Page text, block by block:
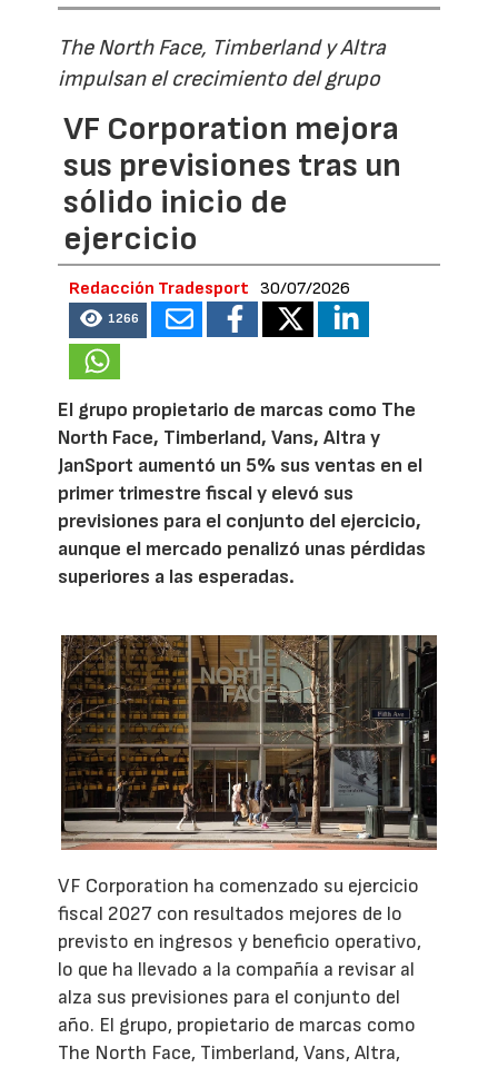
The North Face, Timberland y Altra
impulsan el crecimiento del grupo
VF Corporation mejora
sus previsiones tras un
sólido inicio de
ejercicio
Redacción Tradesport 30/07/2026
1266
El grupo propietario de marcas como The
North Face, Timberland, Vans, Altra y
JanSport aumentó un 5% sus ventas en el
primer trimestre fiscal y elevó sus
previsiones para el conjunto del ejercicio,
aunque el mercado penalizó unas pérdidas
superiores a las esperadas.
VF Corporation ha comenzado su ejercicio
fiscal 2027 con resultados mejores de lo
previsto en ingresos y beneficio operativo,
lo que ha llevado a la compañía a revisar al
alza sus previsiones para el conjunto del
año. El grupo, propietario de marcas como
The North Face, Timberland, Vans, Altra,